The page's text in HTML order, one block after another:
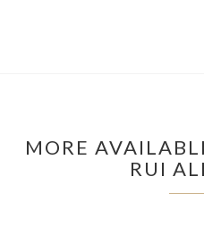
MORE
RUI